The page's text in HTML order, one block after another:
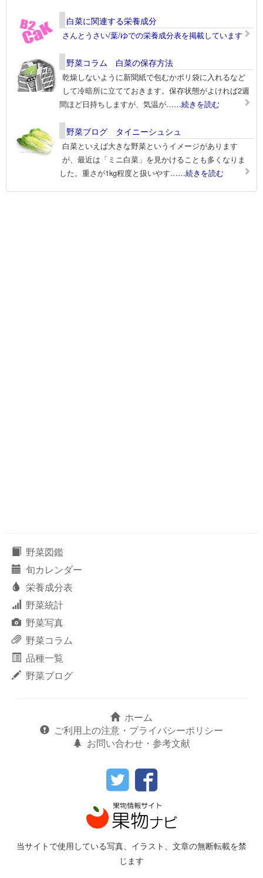
白菜に関連する栄養成分
さんとうさい/葉/ゆでの栄養成分表を掲載しています
野菜コラム 白菜の保存方法
乾燥しないように新聞紙で包むかポリ袋に入れるなど
して冷暗所に立てておきます。保存状態がよければ2週
間ほど日持ちしますが、気温が……続きを読む
野菜ブログ タイニーシュシュ
白菜といえば大きな野菜というイメージがあります
が、最近は「ミニ白菜」を見かけることも多くなりま
した。重さが1kg程度と扱いやす……続きを読む
野菜図鑑
旬カレンダー
栄養成分表
野菜統計
野菜写真
野菜コラム
品種一覧
野菜ブログ
ホーム
ご利用上の注意・プライバシーポリシー
お問い合わせ・参考文献
当サイトで使用している写真、イラスト、文章の無断転載を禁
じます